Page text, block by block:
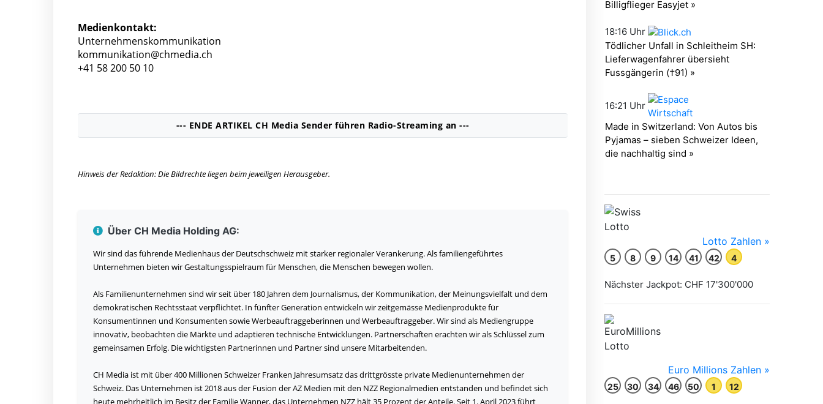
Medienkontakt:
Unternehmenskommunikation
kommunikation@chmedia.ch
+41 58 200 50 10
--- ENDE ARTIKEL CH Media Sender führen Radio-Streaming an ---
Hinweis der Redaktion: Die Bildrechte liegen beim jeweiligen Herausgeber.
Über CH Media Holding AG:
Wir sind das führende Medienhaus der Deutschschweiz mit starker regionaler Verankerung. Als familiengeführtes
Unternehmen bieten wir Gestaltungsspielraum für Menschen, die Menschen bewegen wollen.
Als Familienunternehmen sind wir seit über 180 Jahren dem Journalismus, der Kommunikation, der Meinungsvielfalt und dem
demokratischen Rechtsstaat verpflichtet. In fünfter Generation entwickeln wir zeitgemässe Medienprodukte für
Konsumentinnen und Konsumenten sowie Werbeauftraggeberinnen und Werbeauftraggeber. Wir sind als Mediengruppe
innovativ, beobachten die Märkte und adaptieren technische Entwicklungen. Partnerschaften erachten wir als Schlüssel zum
gemeinsamen Erfolg. Die wichtigsten Partnerinnen und Partner sind unsere Mitarbeitenden.
CH Media ist mit über 400 Millionen Schweizer Franken Jahresumsatz das drittgrösste private Medienunternehmen der
Schweiz. Das Unternehmen ist 2018 aus der Fusion der AZ Medien mit den NZZ Regionalmedien entstanden und befindet sich
heute mehrheitlich im Besitz der Familie Wanner, das Unternehmen NZZ hält 35 Prozent der Anteile. Seit 1. April 2023 führt